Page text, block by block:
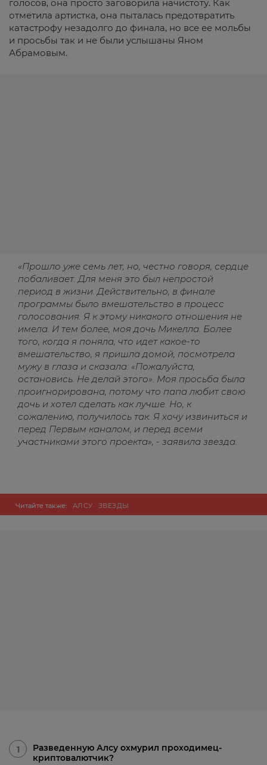
голосов, она просто заговорила начистоту. Как
отметила артистка, она пыталась предотвратить
катастрофу незадолго до финала, но все ее мольбы
и просьбы так и не были услышаны Яном
Абрамовым.
«Прошло уже семь лет, но, честно говоря, сердце
побаливает. Для меня это был непростой
период в жизни. Действительно, в финале
программы было вмешательство в процесс
голосования. Я к этому никакого отношения не
имела. И тем более, моя дочь Микелла. Более
того, когда я поняла, что идет какое-то
вмешательство, я пришла домой, посмотрела
мужу в глаза и сказала: «Пожалуйста,
остановись. Не делай этого». Моя просьба была
проигнорирована, потому что папа любит свою
дочь и хотел сделать как лучше. Но, к
сожалению, получилось так. Я хочу извиниться и
перед Первым каналом, и перед всеми
участниками этого проекта», - заявила звезда.
Читайте также: АЛСУ ЗВЕЗДЫ
1
Разведенную Алсу охмурил проходимец-
криптовалютчик?